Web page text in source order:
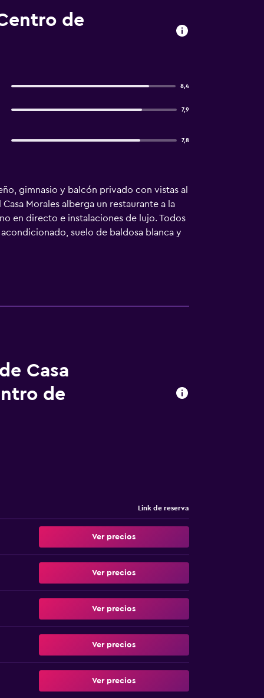
de
8,4
7,9
7,8
gimnasio y balcón privado con vistas al
Morales alberga un restaurante a la
en directo e instalaciones de lujo. Todos
suelo de baldosa blanca y
Casa
de
Link de reserva
Ver precios
Ver precios
Ver precios
Ver precios
Ver precios